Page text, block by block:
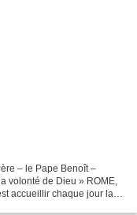
– le Pape Benoît –
volonté de Dieu » ROME,
accueillir chaque jour la